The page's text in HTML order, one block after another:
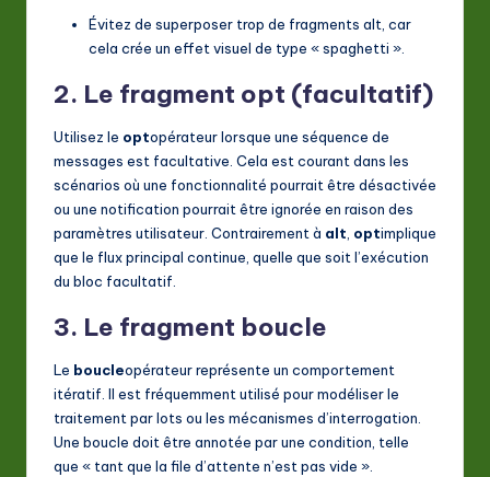
Évitez de superposer trop de fragments alt, car
cela crée un effet visuel de type « spaghetti ».
2. Le fragment opt (facultatif)
Utilisez le optopérateur lorsque une séquence de
messages est facultative. Cela est courant dans les
scénarios où une fonctionnalité pourrait être désactivée
ou une notification pourrait être ignorée en raison des
paramètres utilisateur. Contrairement à alt, optimplique
que le flux principal continue, quelle que soit l’exécution
du bloc facultatif.
3. Le fragment boucle
Le boucleopérateur représente un comportement
itératif. Il est fréquemment utilisé pour modéliser le
traitement par lots ou les mécanismes d’interrogation.
Une boucle doit être annotée par une condition, telle
que « tant que la file d’attente n’est pas vide ».